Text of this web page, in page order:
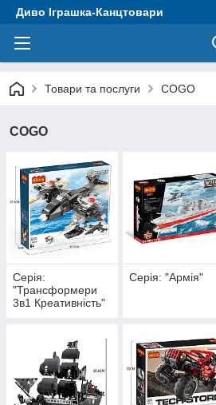
Диво Іграшка-Канцтовари
Товари та послуги COGO
COGO
Серія:
"Трансформери
3в1 Креативність"
Серія: "Армія"